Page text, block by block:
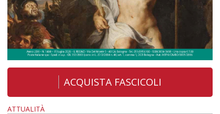
ACQUISTA FASCICOLI
ATTUALITÀ